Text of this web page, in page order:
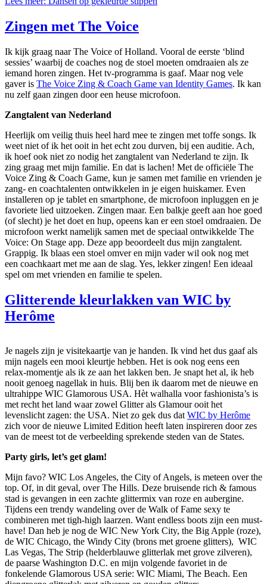
Zingen met The Voice
Ik kijk graag naar The Voice of Holland. Vooral de eerste ‘blind
sessies’ waarbij de coaches nog de stoel moeten omdraaien als ze
iemand horen zingen. Het tv-programma is gaaf. Maar nog vele
gaver is The Voice Zing & Coach Game van Identity Games. Ik kan
nu zelf gaan zingen door een heuse microfoon.
Zangtalent van Nederland
Heerlijk om veilig thuis heel hard mee te zingen met toffe songs. Ik
weet niet of ik het ooit in het echt zou durven, bij een auditie. Ach,
ik hoef ook niet zo nodig het zangtalent van Nederland te zijn. Ik
zing graag met mijn familie. En dat is lachen! Met de officiële The
Voice Zing & Coach Game, kun je samen met familie en vrienden je
zang- en coachtalenten ontwikkelen in je eigen huiskamer. Even
installeren op je tablet en smartphone, de microfoon inpluggen en je
favoriete lied uitzoeken. Zingen maar. Een balkje geeft aan hoe goed
(of slecht) je het doet en hup, opeens kan er een stoel omdraaien. De
microfoon werkt namelijk samen met de speciaal ontwikkelde The
Voice: On Stage app. Deze app beoordeelt dus mijn zangtalent.
Grappig. Ik blaas een stoel omver en mijn vader wil ook nog met
een coachkaart met me aan de slag. Yes, lekker zingen! Een ideaal
spel om met vrienden en familie te spelen.
Glitterende kleurlakken van WIC by
Herôme
Je nagels zijn je visitekaartje van je handen. Ik vind het dus gaaf als
mijn nagels een mooi kleurtje hebben. Het is ook nog eens een
relax-momentje als ik ze aan het lakken ben. Je snapt het al, ik heb
nooit genoeg nagellak in huis. Blij ben ik daarom met de nieuwe en
ultrahippe WIC Glamorous USA. Hèt walhalla voor fashionista’s is
met recht het land waar zowel Glitter als Glamour ooit het
levenslicht zagen: the USA. Niet zo gek dus dat WIC by Herôme
zich voor de nieuwe Limited Edition heeft laten inspireren door zes
van de meest tot de verbeelding sprekende steden van de States.
Party girls, let’s get glam!
Mijn favo? WIC Los Angeles, the City of Angels, is meteen over the
top. Of, in dit geval, over The Hills. Deze bruisende rich & famous
stad is gevangen in een zachte glittermix van roze en aubergine.
Tijdens een trendy wandeling over de Walk of Fame sexy te
combineren met tigh-high laarzen. Want endless boots zijn een must-
have! Dan heb je nog de WIC New York City, the Big Apple (roze),
de WIC Chicago, the Windy City (brons met groene glitters), WIC
Las Vegas, The Strip (helderblauwe glitterlak met grove zilveren),
de paarse Washington D.C. en mijn volgende favoriet in de
fonkelende Glamorous USA serie: WIC Miami, The Beach. Een